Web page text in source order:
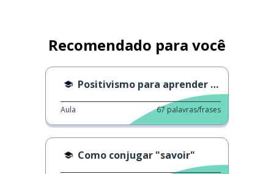
Recomendado para você
Positivismo para aprender melhor
Aula 67 palavras/frases
Como conjugar "savoir"